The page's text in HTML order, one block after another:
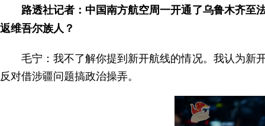
路透社记者：中国南方航空周一开通了乌鲁木齐至
返维吾尔族人？
毛宁：我不了解你提到新开航线的情况。我认为新
反对借涉疆问题搞政治操弄。